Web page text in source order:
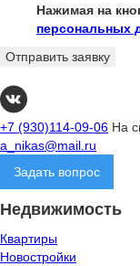
Нажимая на
персональных
Отправить заявку
+7 (930)114-09-06 На
a_nikas@mail.ru
Задать вопрос
Недвижимость
Квартиры
Новостройки